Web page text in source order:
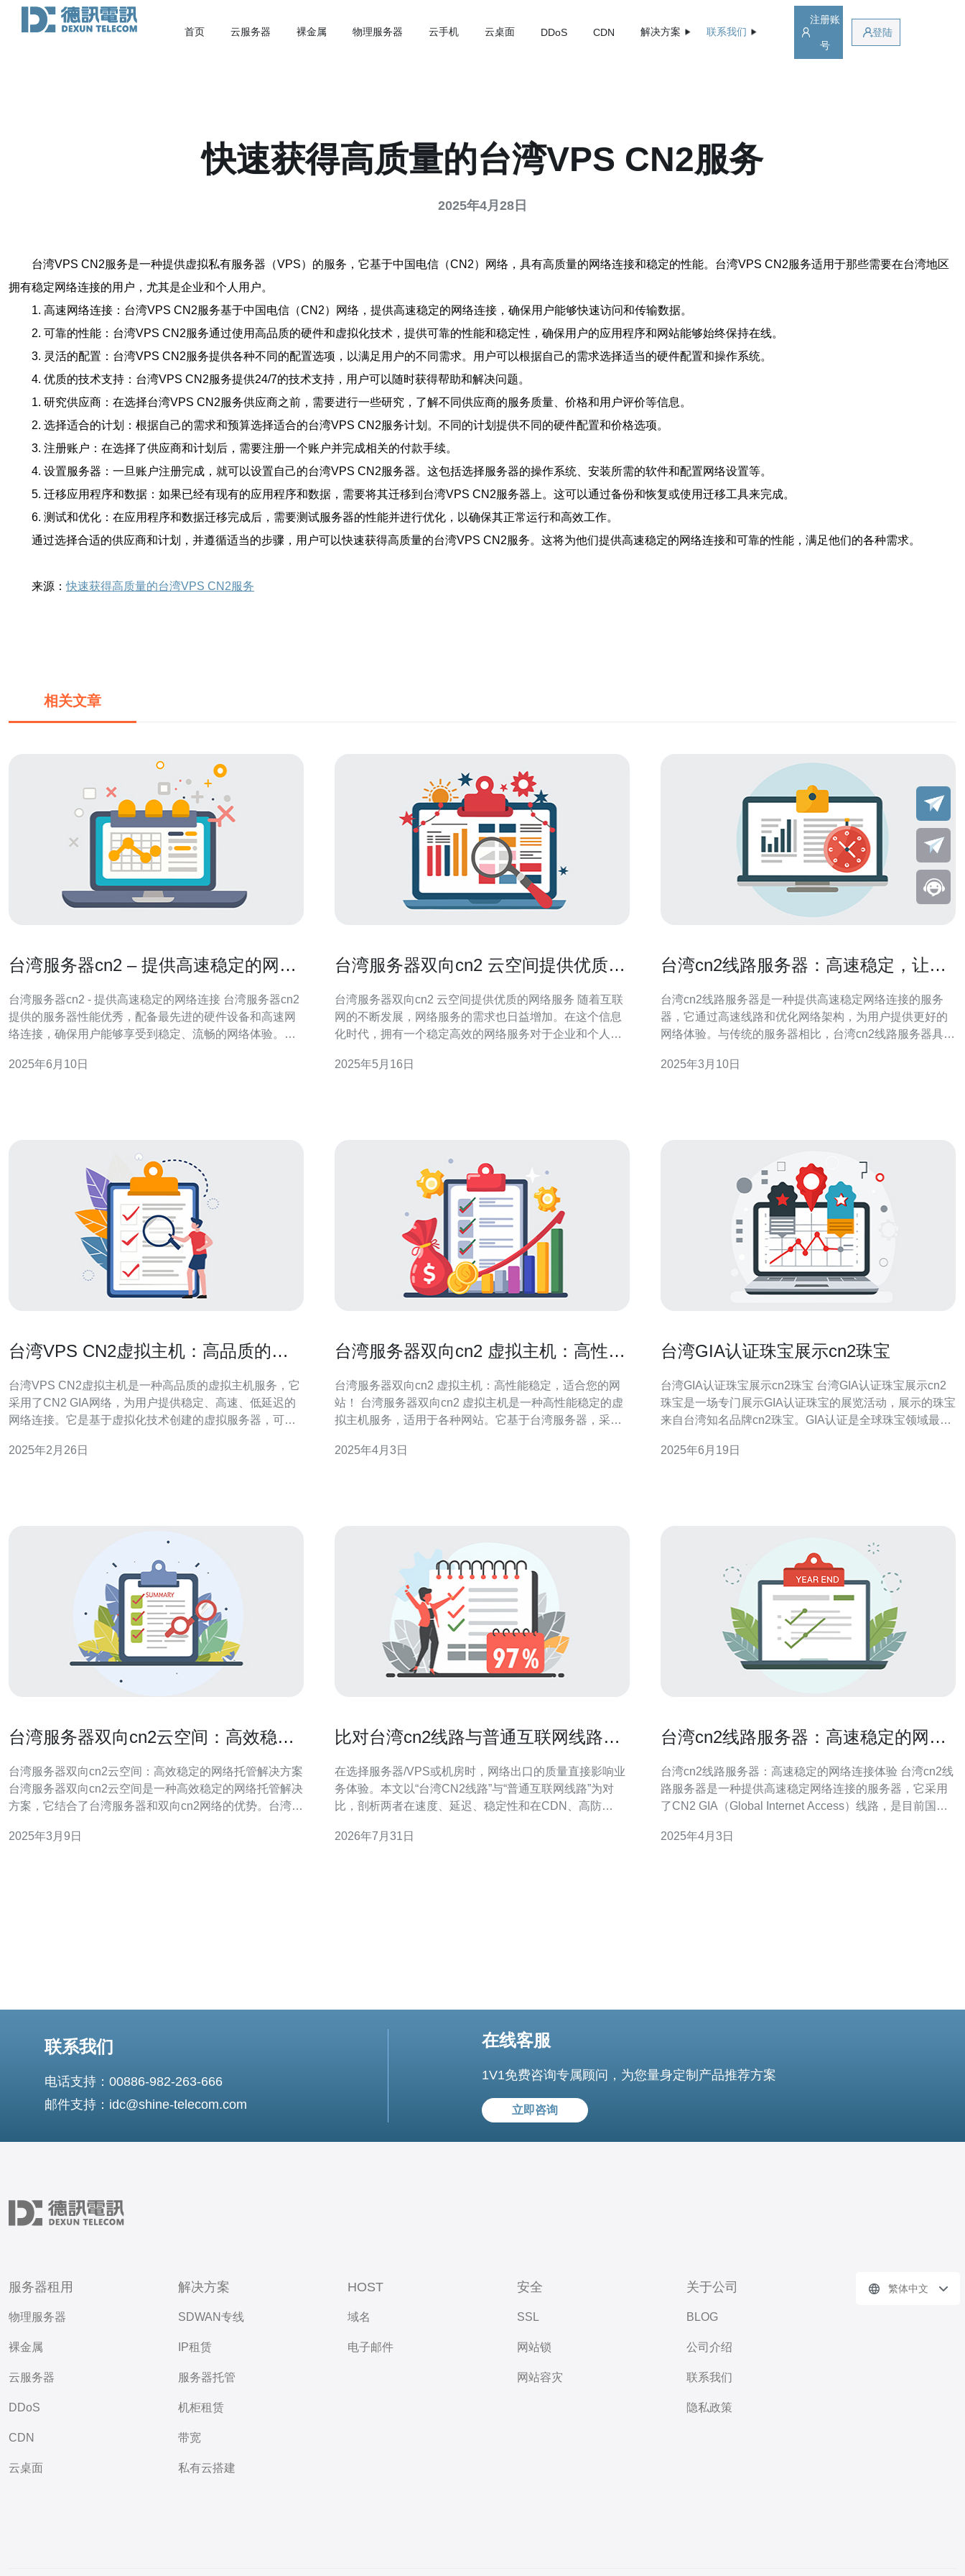
首页 云服务器 裸金属 物理服务器 云手机 云桌面 DDoS CDN 解决方案 联系我们
注册账
号
登陆
快速获得高质量的台湾VPS CN2服务
2025年4月28日
台湾VPS CN2服务是一种提供虚拟私有服务器（VPS）的服务，它基于中国电信（CN2）网络，具有高质量的网络连接和稳定的性能。台湾VPS CN2服务适用于那些需要在台湾地区
拥有稳定网络连接的用户，尤其是企业和个人用户。
1. 高速网络连接：台湾VPS CN2服务基于中国电信（CN2）网络，提供高速稳定的网络连接，确保用户能够快速访问和传输数据。
2. 可靠的性能：台湾VPS CN2服务通过使用高品质的硬件和虚拟化技术，提供可靠的性能和稳定性，确保用户的应用程序和网站能够始终保持在线。
3. 灵活的配置：台湾VPS CN2服务提供各种不同的配置选项，以满足用户的不同需求。用户可以根据自己的需求选择适当的硬件配置和操作系统。
4. 优质的技术支持：台湾VPS CN2服务提供24/7的技术支持，用户可以随时获得帮助和解决问题。
1. 研究供应商：在选择台湾VPS CN2服务供应商之前，需要进行一些研究，了解不同供应商的服务质量、价格和用户评价等信息。
2. 选择适合的计划：根据自己的需求和预算选择适合的台湾VPS CN2服务计划。不同的计划提供不同的硬件配置和价格选项。
3. 注册账户：在选择了供应商和计划后，需要注册一个账户并完成相关的付款手续。
4. 设置服务器：一旦账户注册完成，就可以设置自己的台湾VPS CN2服务器。这包括选择服务器的操作系统、安装所需的软件和配置网络设置等。
5. 迁移应用程序和数据：如果已经有现有的应用程序和数据，需要将其迁移到台湾VPS CN2服务器上。这可以通过备份和恢复或使用迁移工具来完成。
6. 测试和优化：在应用程序和数据迁移完成后，需要测试服务器的性能并进行优化，以确保其正常运行和高效工作。
通过选择合适的供应商和计划，并遵循适当的步骤，用户可以快速获得高质量的台湾VPS CN2服务。这将为他们提供高速稳定的网络连接和可靠的性能，满足他们的各种需求。
来源：快速获得高质量的台湾VPS CN2服务
相关文章
台湾服务器cn2 – 提供高速稳定的网络
台湾服务器cn2 - 提供高速稳定的网络连接 台湾服务器cn2
提供的服务器性能优秀，配备最先进的硬件设备和高速网
络连接，确保用户能够享受到稳定、流畅的网络体验。无
足您对高性能网络连接的需求。 台湾服务器cn2采用了高
2025年6月10日
台湾服务器双向cn2 云空间提供优质的
台湾服务器双向cn2 云空间提供优质的网络服务 随着互联
网的不断发展，网络服务的需求也日益增加。在这个信息
化时代，拥有一个稳定高效的网络服务对于企业和个人来
网络服务的公司，致力于为客户提供稳定、高速、安全的
2025年5月16日
台湾cn2线路服务器：高速稳定，让您
台湾cn2线路服务器是一种提供高速稳定网络连接的服务
器，它通过高速线路和优化网络架构，为用户提供更好的
网络体验。与传统的服务器相比，台湾cn2线路服务器具有
和更流畅的网络视频播放。 台湾cn2线路服务器具有以下
2025年3月10日
台湾VPS CN2虚拟主机：高品质的选
台湾VPS CN2虚拟主机是一种高品质的虚拟主机服务，它
采用了CN2 GIA网络，为用户提供稳定、高速、低延迟的
网络连接。它是基于虚拟化技术创建的虚拟服务器，可以
VPS CN2虚拟主机采用CN2 GIA网络，具有出色的网络性
2025年2月26日
台湾服务器双向cn2 虚拟主机：高性能
台湾服务器双向cn2 虚拟主机：高性能稳定，适合您的网
站！ 台湾服务器双向cn2 虚拟主机是一种高性能稳定的虚
拟主机服务，适用于各种网站。它基于台湾服务器，采用
2025年4月3日
台湾GIA认证珠宝展示cn2珠宝
台湾GIA认证珠宝展示cn2珠宝 台湾GIA认证珠宝展示cn2
珠宝是一场专门展示GIA认证珠宝的展览活动，展示的珠宝
来自台湾知名品牌cn2珠宝。GIA认证是全球珠宝领域最权
和价值。 在台湾GIA认证珠宝展示cn2珠宝上，参观者可以
2025年6月19日
台湾服务器双向cn2云空间：高效稳定
台湾服务器双向cn2云空间：高效稳定的网络托管解决方案
台湾服务器双向cn2云空间是一种高效稳定的网络托管解决
方案，它结合了台湾服务器和双向cn2网络的优势。台湾服
向cn2网络则提供了高速、低延迟的网络连接。通过将这两
2025年3月9日
比对台湾cn2线路与普通互联网线路的
在选择服务器/VPS或机房时，网络出口的质量直接影响业
务体验。本文以“台湾CN2线路”与“普通互联网线路”为对
比，剖析两者在速度、延迟、稳定性和在CDN、高防
务时做出明智决策。 CN2是中国电信的骨干网络品牌，针
2026年7月31日
台湾cn2线路服务器：高速稳定的网络
台湾cn2线路服务器：高速稳定的网络连接体验 台湾cn2线
路服务器是一种提供高速稳定网络连接的服务器，它采用
了CN2 GIA（Global Internet Access）线路，是目前国际
户可以享受到更快速、更稳定的网络连接体验。 1. 高速连
2025年4月3日
联系我们
电话支持：00886-982-263-666
邮件支持：idc@shine-telecom.com
在线客服
1V1免费咨询专属顾问，为您量身定制产品推荐方案
立即咨询
服务器租用
物理服务器
裸金属
云服务器
DDoS
CDN
云桌面
解决方案
SDWAN专线
IP租赁
服务器托管
机柜租赁
带宽
私有云搭建
HOST
域名
电子邮件
安全
SSL
网站锁
网站容灾
关于公司
BLOG
公司介绍
联系我们
隐私政策
繁体中文